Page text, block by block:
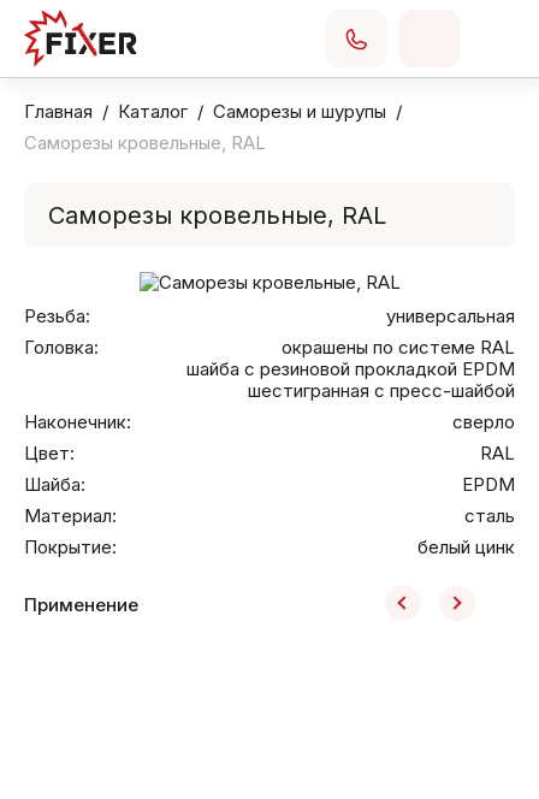
Главная Каталог
Саморезы и шурупы
Саморезы кровельные, RAL
Саморезы кровельные, RAL
Резьба:
универсальная
Головка:
окрашены по системе RAL
шайба с резиновой прокладкой EPDM
шестигранная с пресс-шайбой
Наконечник:
сверло
Цвет:
RAL
Шайба:
EPDM
Материал:
сталь
Покрытие:
белый цинк
Применение